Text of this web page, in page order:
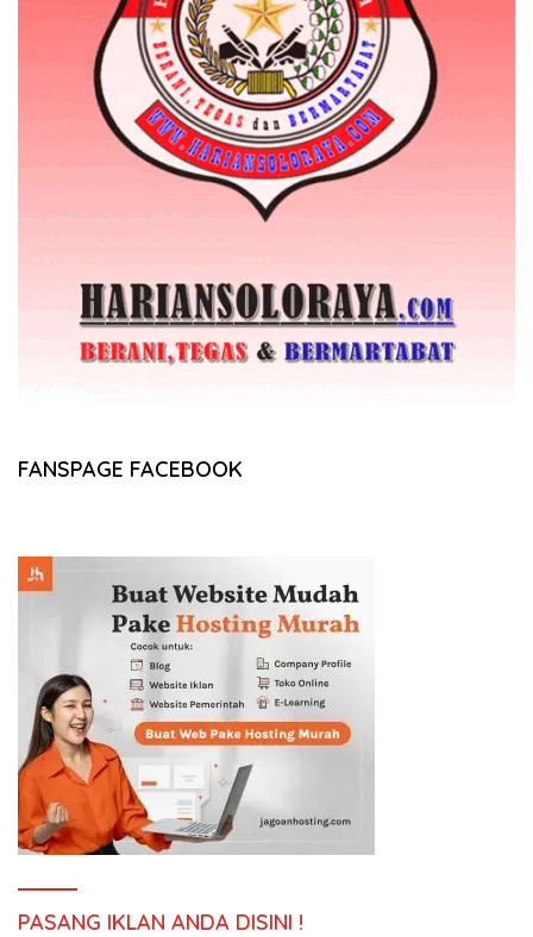
FANSPAGE FACEBOOK
PASANG IKLAN ANDA DISINI !